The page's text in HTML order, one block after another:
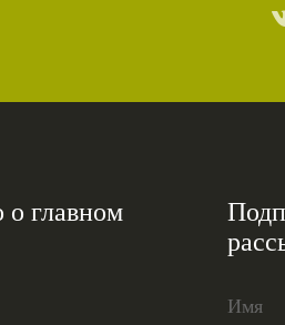
о главном
Имя